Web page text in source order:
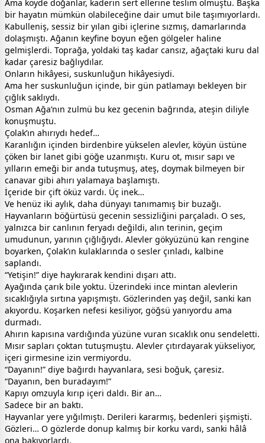
Ama köyde doğanlar, kaderin sert ellerine teslim olmuştu. Başka
bir hayatın mümkün olabileceğine dair umut bile taşımıyorlardı.
Kabulleniş, sessiz bir yılan gibi içlerine sızmış, damarlarında
dolaşmıştı. Ağanın keyfine boyun eğen gölgeler haline
gelmişlerdi. Toprağa, yoldaki taş kadar cansız, ağaçtaki kuru dal
kadar çaresiz bağlıydılar.
Onların hikâyesi, suskunluğun hikâyesiydi.
Ama her suskunluğun içinde, bir gün patlamayı bekleyen bir
çığlık saklıydı.
Osman Ağa’nın zulmü bu kez gecenin bağrında, ateşin diliyle
konuşmuştu.
Çolak’ın ahırıydı hedef…
Karanlığın içinden birdenbire yükselen alevler, köyün üstüne
çöken bir lanet gibi göğe uzanmıştı. Kuru ot, mısır sapı ve
yılların emeği bir anda tutuşmuş, ateş, doymak bilmeyen bir
canavar gibi ahırı yalamaya başlamıştı.
İçeride bir çift öküz vardı. Üç inek…
Ve henüz iki aylık, daha dünyayı tanımamış bir buzağı.
Hayvanların böğürtüsü gecenin sessizliğini parçaladı. O ses,
yalnızca bir canlının feryadı değildi, alın terinin, geçim
umudunun, yarının çığlığıydı. Alevler gökyüzünü kan rengine
boyarken, Çolak’ın kulaklarında o sesler çınladı, kalbine
saplandı.
“Yetişin!” diye haykırarak kendini dışarı attı.
Ayağında çarık bile yoktu. Üzerindeki ince mintan alevlerin
sıcaklığıyla sırtına yapışmıştı. Gözlerinden yaş değil, sanki kan
akıyordu. Koşarken nefesi kesiliyor, göğsü yanıyordu ama
durmadı.
Ahırın kapısına vardığında yüzüne vuran sıcaklık onu sendeletti.
Mısır sapları çoktan tutuşmuştu. Alevler çıtırdayarak yükseliyor,
içeri girmesine izin vermiyordu.
“Dayanın!” diye bağırdı hayvanlara, sesi boğuk, çaresiz.
“Dayanın, ben buradayım!”
Kapıyı omzuyla kırıp içeri daldı. Bir an…
Sadece bir an baktı.
Hayvanlar yere yığılmıştı. Derileri kararmış, bedenleri şişmişti.
Gözleri… O gözlerde donup kalmış bir korku vardı, sanki hâlâ
ona bakıyorlardı.